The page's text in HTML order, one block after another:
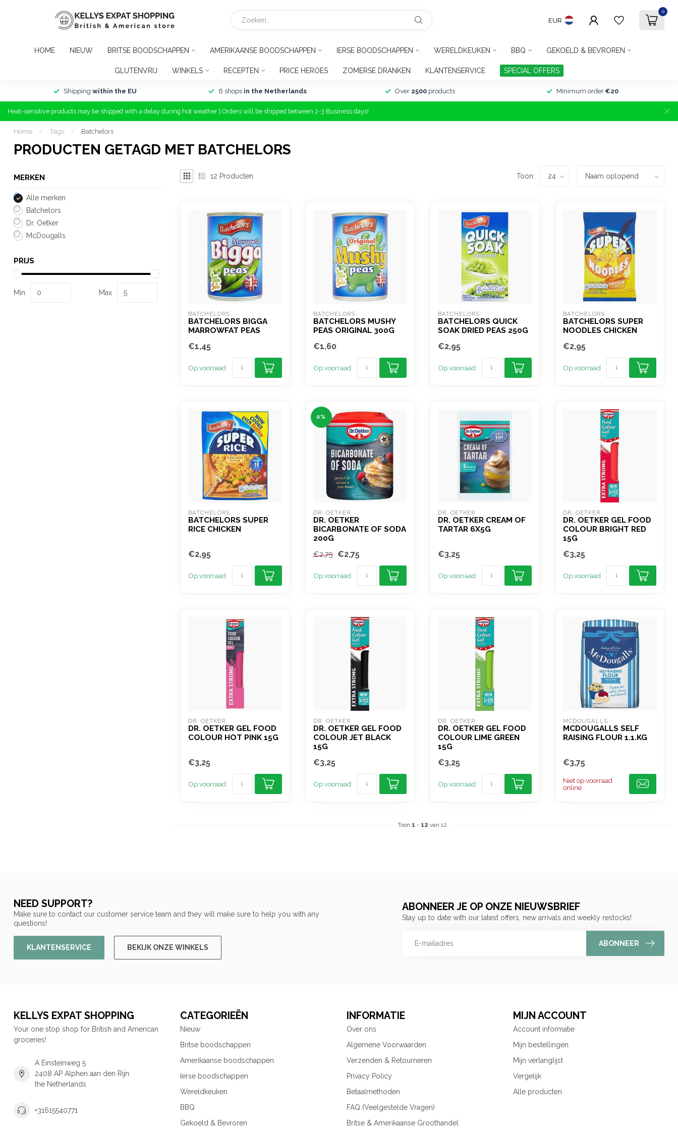
EUR
0
HOME NIEUW BRITSE BOODSCHAPPEN AMERIKAANSE BOODSCHAPPEN IERSE BOODSCHAPPEN WERELDKEUKEN BBQ GEKOELD & BEVROREN
GLUTENVRIJ WINKELS RECEPTEN PRICE HEROES ZOMERSE DRANKEN KLANTENSERVICE SPECIAL OFFERS
Shipping within the EU 6 shops in the Netherlands Over 2500products Minimum order €20
Heat-sensitive products may be shipped with a delay during hot weather | Orders will be shipped between 2-3 Business days!
Home / Tags / Batchelors
PRODUCTEN GETAGD MET BATCHELORS
MERKEN
Alle merken
Batchelors
Dr. Oetker
McDougalls
PRIJS
Min Max
12 Producten Toon:
BATCHELORS
BATCHELORS BIGGA
MARROWFAT PEAS
€1,45
Op voorraad
BATCHELORS
BATCHELORS MUSHY
PEAS ORIGINAL 300G
€1,60
Op voorraad
BATCHELORS
BATCHELORS QUICK
SOAK DRIED PEAS 250G
€2,95
Op voorraad
BATCHELORS
BATCHELORS SUPER
NOODLES CHICKEN
€2,95
Op voorraad
BATCHELORS
BATCHELORS SUPER
RICE CHICKEN
€2,95
Op voorraad
0%
DR. OETKER
DR. OETKER
BICARBONATE OF SODA
200G
€2,75 €2,75
Op voorraad
DR. OETKER
DR. OETKER CREAM OF
TARTAR 6X5G
€3,25
Op voorraad
DR. OETKER
DR. OETKER GEL FOOD
COLOUR BRIGHT RED
15G
€3,25
Op voorraad
DR. OETKER
DR. OETKER GEL FOOD
COLOUR HOT PINK 15G
€3,25
Op voorraad
DR. OETKER
DR. OETKER GEL FOOD
COLOUR JET BLACK
15G
€3,25
Op voorraad
DR. OETKER
DR. OETKER GEL FOOD
COLOUR LIME GREEN
15G
€3,25
Op voorraad
MCDOUGALLS
MCDOUGALLS SELF
RAISING FLOUR 1.1.KG
€3,75
Niet op voorraad
online
Toon 1 - 12 van 12
NEED SUPPORT?
Make sure to contact our customer service team and they will make sure to help you with any
questions!
KLANTENSERVICE BEKIJK ONZE WINKELS
ABONNEER JE OP ONZE NIEUWSBRIEF
Stay up to date with our latest offers, new arrivals and weekly restocks!
ABONNEER
KELLYS EXPAT SHOPPING
Your one stop shop for British and American
groceries!
A Einsteinweg 5
2408 AP Alphen aan den Rijn
the Netherlands
+31615540771
CATEGORIEËN
Nieuw
Britse boodschappen
Amerikaanse boodschappen
Ierse boodschappen
Wereldkeuken
BBQ
Gekoeld & Bevroren
INFORMATIE
Over ons
Algemene Voorwaarden
Verzenden & Retourneren
Privacy Policy
Betaalmethoden
FAQ (Veelgestelde Vragen)
Britse & Amerikaanse Groothandel
MIJN ACCOUNT
Account informatie
Mijn bestellingen
Mijn verlanglijst
Vergelijk
Alle producten